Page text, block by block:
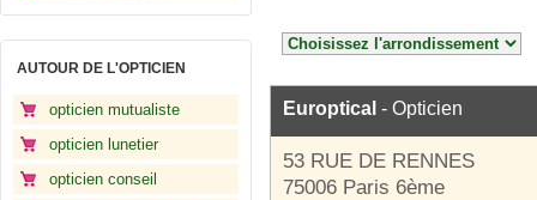
AUTOUR DE L'OPTICIEN
opticien mutualiste
opticien lunetier
opticien conseil
Europtical - Opticien
53 RUE DE RENNES
75006 Paris 6ème